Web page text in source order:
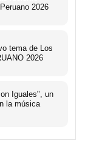
2026
tema de Los
2026
Iguales", un
la música